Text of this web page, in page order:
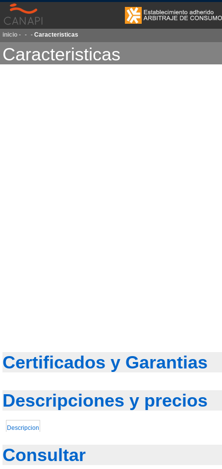
inicio - - - Caracteristicas
Caracteristicas
Certificados y Garantias
Descripciones y precios
Descripcion
Consultar